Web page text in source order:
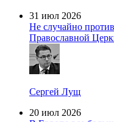
31 июл 2026
Не случайно
Православной
Сергей Лущ
20 июл 2026